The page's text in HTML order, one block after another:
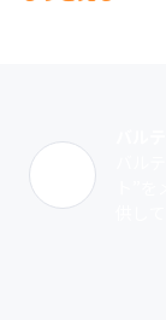
いつでもどこでも
品質が見えるテス